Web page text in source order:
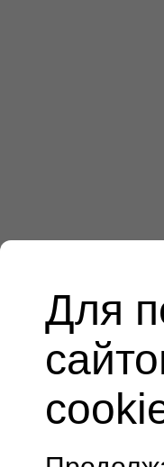
Для